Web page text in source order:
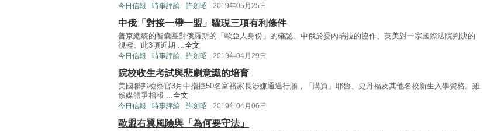
今日信報 時事評論 許劍昭 2019年05月25日
中俄「對接一帶一盟」驟現三項有利條件
普京總統的智囊團對俄羅斯的「歐亞人身份」的確認、中俄於委內瑞拉的協作、英美對一宗國際法院判決的
視輕。此3項近期 ...全文
今日信報 時事評論 許劍昭 2019年04月29日
院校收生考試與悲劇意識的培育
美國聯邦檢察官3月中指控50名富裕家長涉嫌通過行賄，「購買」耶魯、史丹福及其他名校新生入學資格。雖
然媒體爭相報 ...全文
今日信報 時事評論 許劍昭 2019年04月06日
歐盟右翼風險與「為何要守法」